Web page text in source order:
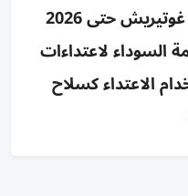
إسرائيل تجمّد علاقتها مع غوتيريش حتى 2026
السوداء لاعتداءات
الاعتداء كسلاح